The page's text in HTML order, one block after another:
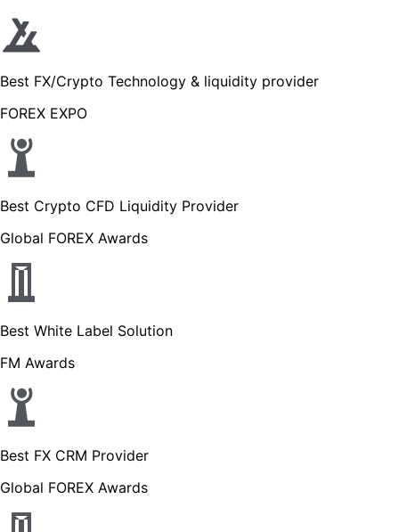
Best FX/Crypto Technology & liquidity provider
FOREX EXPO
Best Crypto CFD Liquidity Provider
Global FOREX Awards
Best White Label Solution
FM Awards
Best FX CRM Provider
Global FOREX Awards